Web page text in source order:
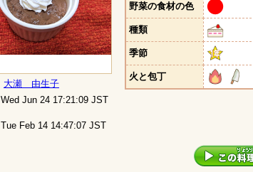
大瀬 由生子
Wed Jun 24 17:21:09 JST
Tue Feb 14 14:47:07 JST
野菜の食材の色
種類
季節
火と包丁